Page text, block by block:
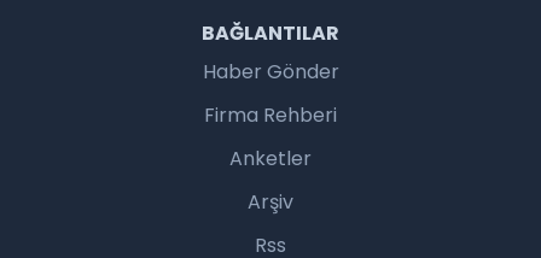
BAĞLANTILAR
Haber Gönder
Firma Rehberi
Anketler
Arşiv
Rss